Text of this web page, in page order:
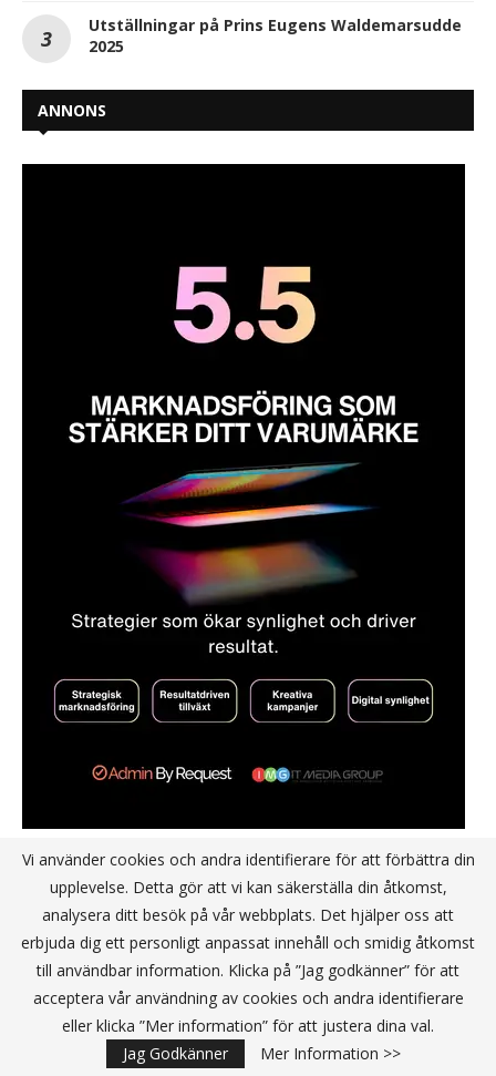
Utställningar på Prins Eugens Waldemarsudde
2025
ANNONS
TEKNIK
Vi använder cookies och andra identifierare för att förbättra din
upplevelse. Detta gör att vi kan säkerställa din åtkomst,
analysera ditt besök på vår webbplats. Det hjälper oss att
erbjuda dig ett personligt anpassat innehåll och smidig åtkomst
till användbar information. Klicka på ”Jag godkänner” för att
acceptera vår användning av cookies och andra identifierare
eller klicka ”Mer information” för att justera dina val.
Jag Godkänner
Mer Information >>